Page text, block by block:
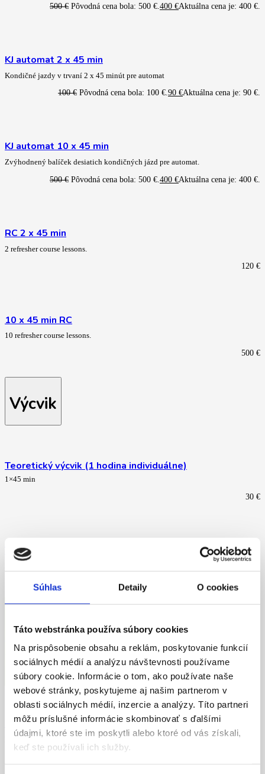
Súhlas Detaily O cookies
Táto webstránka používa súbory cookies
Na prispôsobenie obsahu a reklám, poskytovanie funkcií
sociálnych médií a analýzu návštevnosti používame
súbory cookie. Informácie o tom, ako používate naše
webové stránky, poskytujeme aj našim partnerom v
oblasti sociálnych médií, inzercie a analýzy. Títo partneri
môžu príslušné informácie skombinovať s ďalšími
údajmi, ktoré ste im poskytli alebo ktoré od vás získali,
keď ste používali ich služby.
500€ Pôvodná cena bola: 500 €. 400 €Aktuálna cena je: 400 €.
KJ automat 2 x 45 min
Kondičné jazdy v trvaní 2 x 45 minút pre automat
100€ Pôvodná cena bola: 100 €. 90 €Aktuálna cena je: 90 €.
KJ automat 10 x 45 min
Zvýhodnený balíček desiatich kondičných jázd pre automat.
500€ Pôvodná cena bola: 500 €. 400 €Aktuálna cena je: 400 €.
RC 2 x 45 min
2 refresher course lessons.
120 €
10 x 45 min RC
10 refresher course lessons.
500 €
Výcvik
Teoretický výcvik (1 hodina individuálne)
1×45 min
30 €
Teoretický výcvik (32 hodín individuálne)
800 Pôvodná cena bola: 800 €. Aktuálna cena je: 500 €.
Kurz prvej pomoci
Zdravotná príprava s certifikátom.
Doplnkový výcvik 1 x 45 min
Doplnkový výcvik pre študentov autoškoly.